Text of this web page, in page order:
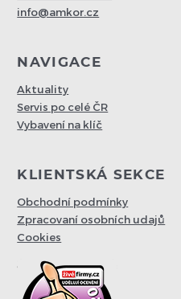
info@amkor.cz
NAVIGACE
Aktuality
Servis po celé ČR
Vybavení na klíč
KLIENTSKÁ SEKCE
Obchodní podmínky
Zpracovaní osobních udajů
Cookies